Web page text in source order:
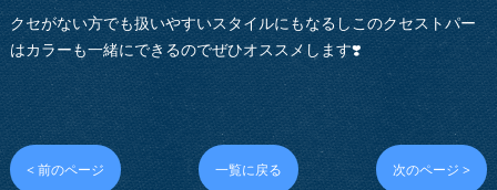
クセがない方でも扱いやすいスタイルにもなるしこのクセストパー
はカラーも一緒にできるのでぜひオススメします❣️
< 前のページ 一覧に戻る 次のページ >